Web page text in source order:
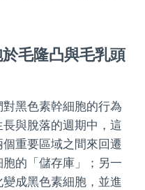
毛隆凸與毛乳頭
黑色素幹細胞的行為
與脫落的週期中，這
重要區域之間來回遷
的「儲存庫」；另一
成黑色素細胞，並進